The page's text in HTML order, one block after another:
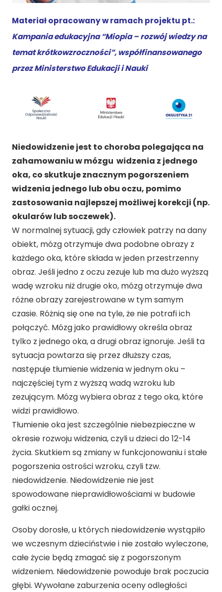
Materiał opracowany w ramach projektu pt.:
Kampaniaedukacyjna “Miopia – rozwój wiedzy na
temat krótkowzroczności”, współfinansowanego
przez Ministerstwo Edukacji i Nauki
Niedowidzenie jest to choroba polegająca na
zahamowaniu w mózgu widzenia z jednego
oka, co skutkuje znacznym pogorszeniem
widzenia jednego lub obu oczu, pomimo
zastosowania najlepszej możliwej korekcji (np.
okularów lub soczewek).
W normalnej sytuacji, gdy człowiek patrzy na dany
obiekt, mózg otrzymuje dwa podobne obrazy z
każdego oka, które składa w jeden przestrzenny
obraz. Jeśli jedno z oczu zezuje lub ma dużo wyższą
wadę wzroku niż drugie oko, mózg otrzymuje dwa
różne obrazy zarejestrowane w tym samym
czasie. Różnią się one na tyle, że nie potrafi ich
połączyć. Mózg jako prawidłowy określa obraz
tylko z jednego oka, a drugi obraz ignoruje. Jeśli ta
sytuacja powtarza się przez dłuższy czas,
następuje tłumienie widzenia w jednym oku –
najczęściej tym z wyższą wadą wzroku lub
zezującym. Mózg wybiera obraz z tego oka, które
widzi prawidłowo.
Tłumienie oka jest szczególnie niebezpieczne w
okresie rozwoju widzenia, czyli u dzieci do 12-14
życia. Skutkiem są zmiany w funkcjonowaniu i stałe
pogorszenia ostrości wzroku, czyli tzw.
niedowidzenie. Niedowidzenie nie jest
spowodowane nieprawidłowościami w budowie
gałki ocznej.
Osoby dorosłe, u których niedowidzenie wystąpiło
we wczesnym dzieciństwie i nie zostało wyleczone,
całe życie będą zmagać się z pogorszonym
widzeniem. Niedowidzenie powoduje brak poczucia
głębi. Wywołane zaburzenia oceny odległości